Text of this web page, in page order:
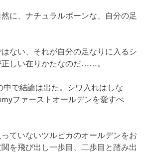
に、ナチュラルボーンな、自分の足
ない、それが自分の足なりに入るシ
しい在りかたなのだ……。
中で結論は出た。シワ入れはしな
ファーストオールデンを愛すべ
ていないツルピカのオールデンをお
を飛び出し一歩目、二歩目と踏み出